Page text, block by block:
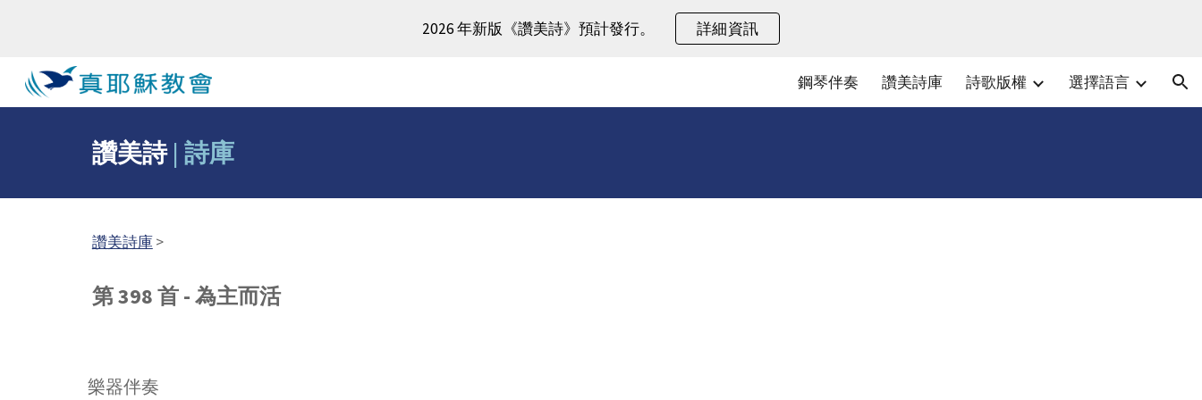
Skip to main content Skip to navigation
2026 年新版《讚美詩》預計發行。 詳細資訊
鋼琴伴奏 讚美詩庫 詩歌版權 選擇語言
讚美詩| 詩庫
讚美詩庫>
第 398 首 - 為主而活
樂器伴奏